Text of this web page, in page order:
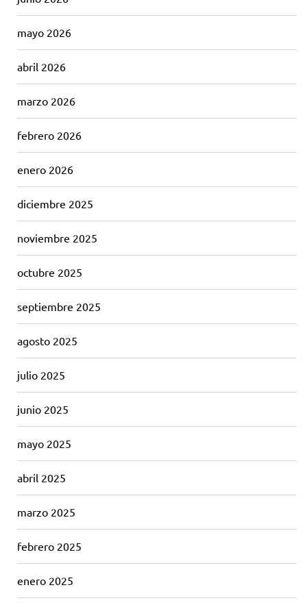
mayo 2026
abril 2026
marzo 2026
febrero 2026
enero 2026
diciembre 2025
noviembre 2025
octubre 2025
septiembre 2025
agosto 2025
julio 2025
junio 2025
mayo 2025
abril 2025
marzo 2025
febrero 2025
enero 2025